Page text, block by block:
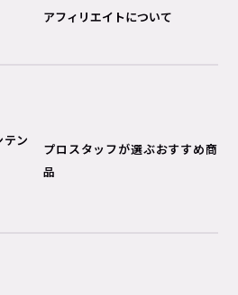
アフィリエイトについて
ン
プロスタッフが選ぶおすすめ商
品